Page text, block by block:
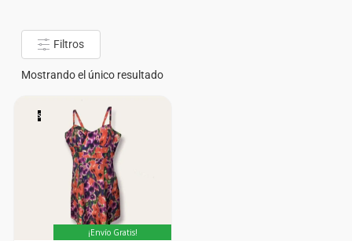
Filtros
Mostrando el único resultado
S
¡Envío Gratis!